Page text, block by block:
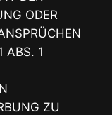
ODER
ABS. 1
ZU